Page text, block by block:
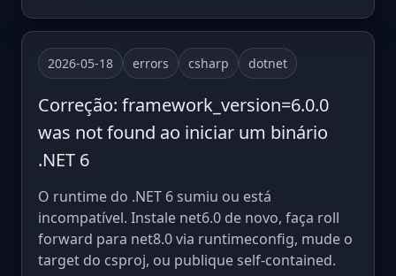
2026-05-18 errors csharp dotnet
Correção: framework_version=6.0.0
was not found ao iniciar um binário
.NET 6
O runtime do .NET 6 sumiu ou está
incompatível. Instale net6.0 de novo, faça roll
forward para net8.0 via runtimeconfig, mude o
target do csproj, ou publique self-contained.